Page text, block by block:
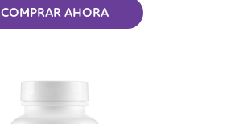
COMPRAR AHORA